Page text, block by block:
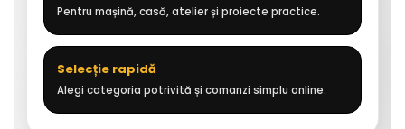
Pentru mașină, casă, atelier și proiecte practice.
Selecție rapidă
Alegi categoria potrivită și comanzi simplu online.